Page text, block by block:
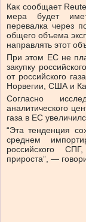
Как сообщает
мера будет
перевалка через
общего объема
направлять этот
При этом ЕС не
закупку
от российского
Норвегии, США и
Согласно
аналитического
газа в ЕС
“Эта тенденция
среднем
российского
прироста”, —